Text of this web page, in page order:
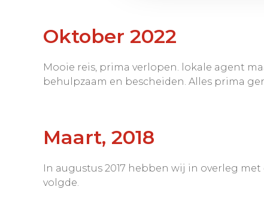
Oktober 2022
Mooie reis, prima verlopen. lokale agent
behulpzaam en bescheiden. Alles prima
Maart, 2018
In augustus 2017 hebben wij in overleg
volgde.